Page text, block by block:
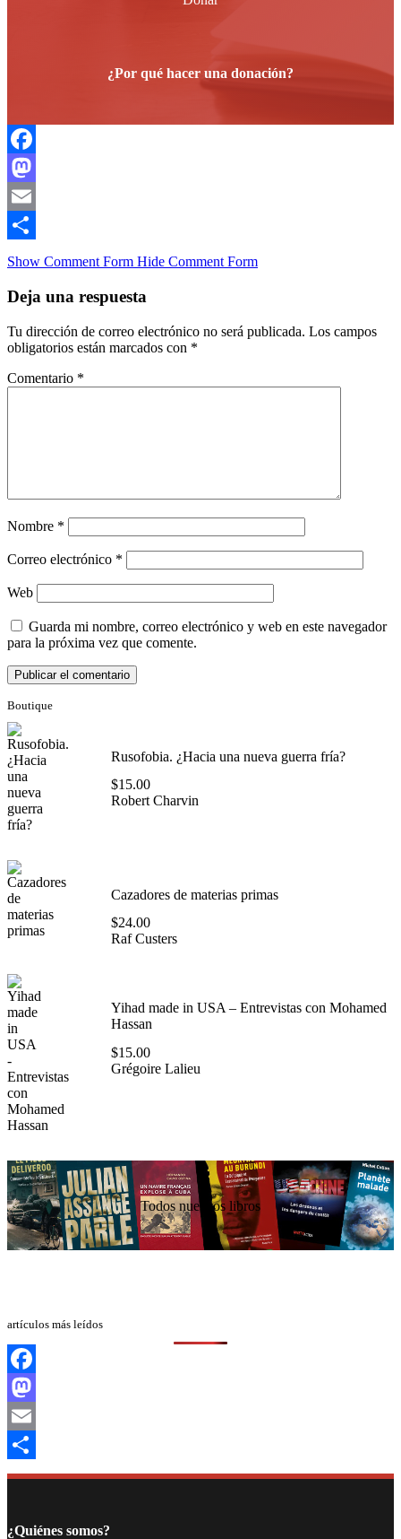
¿Por qué hacer una donación?
Facebook
Mastodon
Email
Compartir
Show Comment Form Hide Comment Form
Deja una respuesta
Tu dirección de correo electrónico no será publicada. Los campos
obligatorios están marcados con *
Comentario *
Nombre *
Correo electrónico *
Web
Guarda mi nombre, correo electrónico y web en este navegador
para la próxima vez que comente.
Boutique
Rusofobia. ¿Hacia una nueva guerra fría?
$15.00
Robert Charvin
Cazadores de materias primas
$24.00
Raf Custers
Yihad made in USA – Entrevistas con Mohamed
Hassan
$15.00
Grégoire Lalieu
Todos nuestros libros
artículos más leídos
Facebook
Mastodon
Email
Compartir
¿Quiénes somos?